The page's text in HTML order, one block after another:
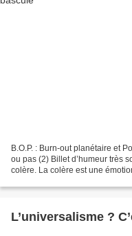
B.O.P. : Burn-out planétaire et
ou pas (2) Billet d’humeur très
colère. La colère est une
L’universalisme ?